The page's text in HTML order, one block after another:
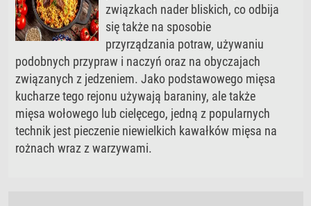
związkach nader bliskich, co odbija
się także na sposobie
przyrządzania potraw, używaniu
podobnych przypraw i naczyń oraz na obyczajach
związanych z jedzeniem. Jako podstawowego mięsa
kucharze tego rejonu używają baraniny, ale także
mięsa wołowego lub cielęcego, jedną z popularnych
technik jest pieczenie niewielkich kawałków mięsa na
rożnach wraz z warzywami.